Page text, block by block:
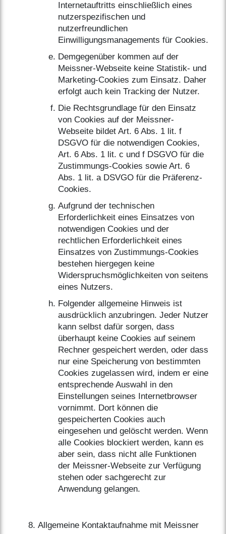
Internetauftritts einschließlich eines
nutzerspezifischen und
nutzerfreundlichen
Einwilligungsmanagements für Cookies.
Demgegenüber kommen auf der
Meissner-Webseite keine Statistik- und
Marketing-Cookies zum Einsatz. Daher
erfolgt auch kein Tracking der Nutzer.
Die Rechtsgrundlage für den Einsatz
von Cookies auf der Meissner-
Webseite bildet Art. 6 Abs. 1 lit. f
DSGVO für die notwendigen Cookies,
Art. 6 Abs. 1 lit. c und f DSGVO für die
Zustimmungs-Cookies sowie Art. 6
Abs. 1 lit. a DSVGO für die Präferenz-
Cookies.
Aufgrund der technischen
Erforderlichkeit eines Einsatzes von
notwendigen Cookies und der
rechtlichen Erforderlichkeit eines
Einsatzes von Zustimmungs-Cookies
bestehen hiergegen keine
Widerspruchsmöglichkeiten von seitens
eines Nutzers.
Folgender allgemeine Hinweis ist
ausdrücklich anzubringen. Jeder Nutzer
kann selbst dafür sorgen, dass
überhaupt keine Cookies auf seinem
Rechner gespeichert werden, oder dass
nur eine Speicherung von bestimmten
Cookies zugelassen wird, indem er eine
entsprechende Auswahl in den
Einstellungen seines Internetbrowser
vornimmt. Dort können die
gespeicherten Cookies auch
eingesehen und gelöscht werden. Wenn
alle Cookies blockiert werden, kann es
aber sein, dass nicht alle Funktionen
der Meissner-Webseite zur Verfügung
stehen oder sachgerecht zur
Anwendung gelangen.
Allgemeine Kontaktaufnahme mit Meissner